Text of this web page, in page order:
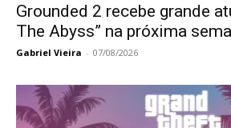
Grounded 2 recebe grande
The Abyss” na próxima
Gabriel Vieira - 07/08/2026